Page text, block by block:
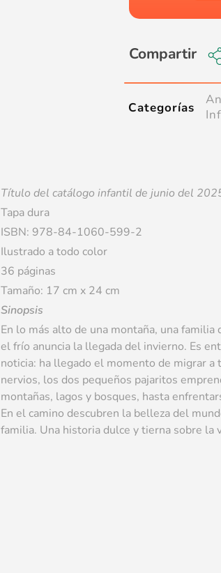
Compartir
Categorías
Título del catálogo infantil de junio del
Tapa dura
ISBN: 978-84-1060-599-2
Ilustrado a todo color
36 páginas
Tamaño: 17 cm x 24 cm
Sinopsis
En lo más alto de una montaña, una
el frío anuncia la llegada del invierno. Es
noticia: ha llegado el momento de migrar a
nervios, los dos pequeños pajaritos
montañas, lagos y bosques, hasta
En el camino descubren la belleza del
familia. Una historia dulce y tierna sobre la